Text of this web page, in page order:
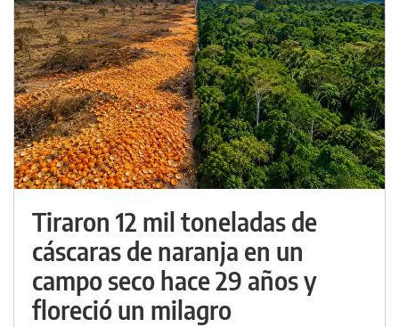
Tiraron 12 mil toneladas de
cáscaras de naranja en un
campo seco hace 29 años y
floreció un milagro